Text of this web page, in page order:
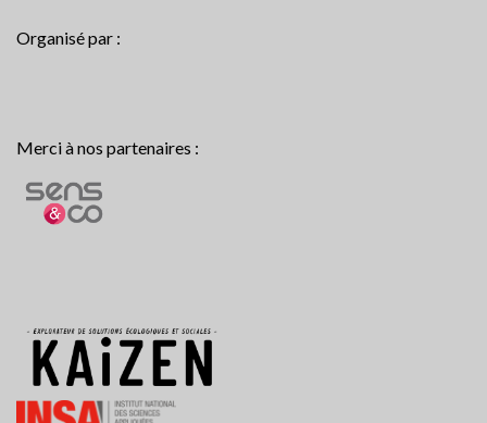
Organisé par :
Merci à nos partenaires :